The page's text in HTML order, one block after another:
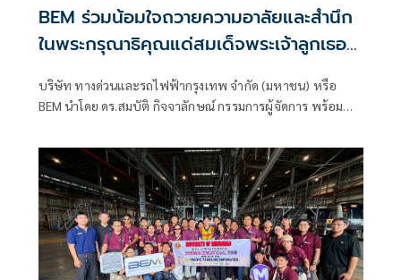
BEM ร่วมน้อมใจถวายความอาลัยและสำนึก
ในพระกรุณาธิคุณแด่สมเด็จพระเจ้าลูกเธอ
บริษัท ทางด่วนและรถไฟฟ้ากรุงเทพ จำกัด (มหาชน) หรือ
BEM นำโดย ดร.สมบัติ กิจจาลักษณ์ กรรมการผู้จัดการ พร้อม
น้อมสำนึกในพระกรุณาธิคุณแด่สมเด็จพระเจ้าลูกเธอ เจ้าฟ้าพัช
รกิติยาภา นเรนทิราเทพยวดี กรมหลวงราชสาริณีสิริพัชร มหา
วัชรราชธิดา